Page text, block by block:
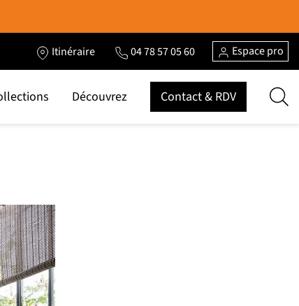
Itinéraire 04 78 57 05 60 Espace pro
Découvrez Contact & RDV